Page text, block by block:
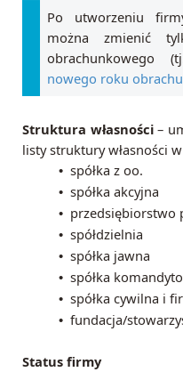
Po utworzeniu
można zmienić
obrachunkowego
nowego roku
Struktura własności–
listy struktury własności
• spółka z oo.
• spółka akcyjna
• przedsiębiorstwo
• spółdzielnia
• spółka jawna
• spółka
• spółka cywilna i
• fundacja/
Status firmy